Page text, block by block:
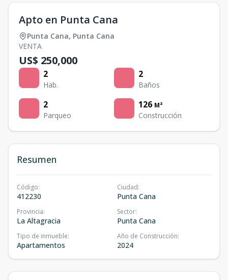
Apto en Punta Cana
Punta Cana, Punta Cana
VENTA
US$ 250,000
2
Hab.
2
Baños
2
Parqueo
126 M²
Construcción
Resumen
Código:
412230
Ciudad:
Punta Cana
Provincia:
La Altagracia
Sector:
Punta Cana
Tipo de inmueble:
Apartamentos
Año de Construcción:
2024